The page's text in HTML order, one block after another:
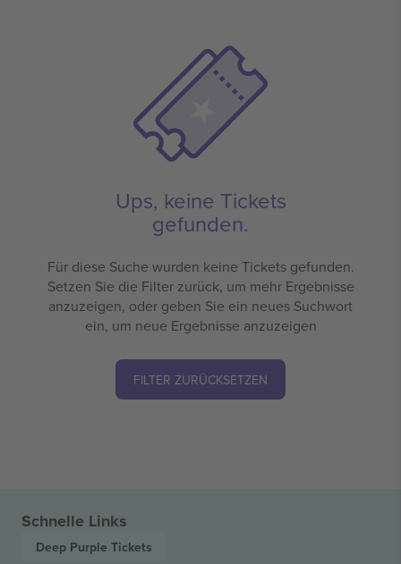
Ups, keine Tickets
gefunden.
Für diese Suche wurden keine Tickets gefunden.
Setzen Sie die Filter zurück, um mehr Ergebnisse
anzuzeigen, oder geben Sie ein neues Suchwort
ein, um neue Ergebnisse anzuzeigen
FILTER ZURÜCKSETZEN
Schnelle Links
Deep Purple Tickets